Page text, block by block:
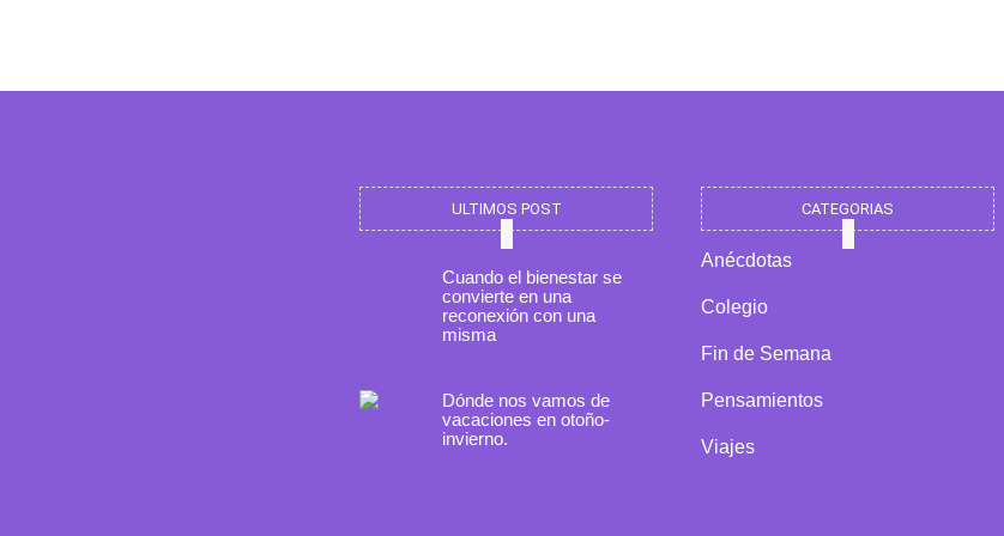
ULTIMOS POST
Cuando el bienestar se
convierte en una
reconexión con una
misma
Dónde nos vamos de
vacaciones en otoño-
invierno.
CATEGORIAS
Anécdotas
Colegio
Fin de Semana
Pensamientos
Viajes